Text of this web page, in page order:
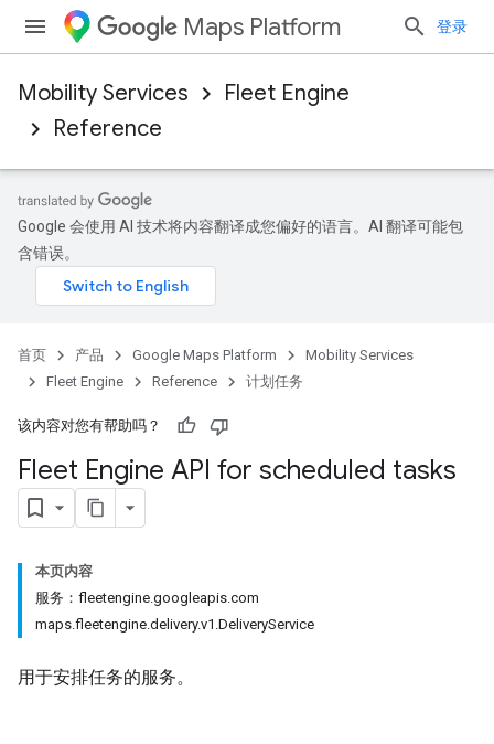
Maps Platform 登录
Mobility Services
Fleet Engine
Reference
Google 会使用 AI 技术将内容翻译成您偏好的语言。AI 翻译可能包
含错误。
首页 产品 Google Maps Platform
Mobility Services
Fleet Engine
Reference 计划任务
该内容对您有帮助吗？
Fleet Engine API for scheduled tasks
本页内容
服务：fleetengine.googleapis.com
maps.fleetengine.delivery.v1.DeliveryService
用于安排任务的服务。